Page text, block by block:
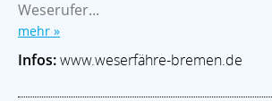
Weserufer...
mehr »
Infos:www.weserfähre-bremen.de